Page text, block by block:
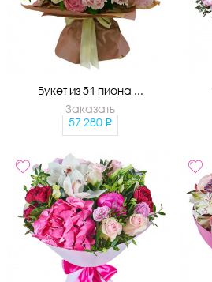
Букет из 51 пиона ...
Заказать
57 280